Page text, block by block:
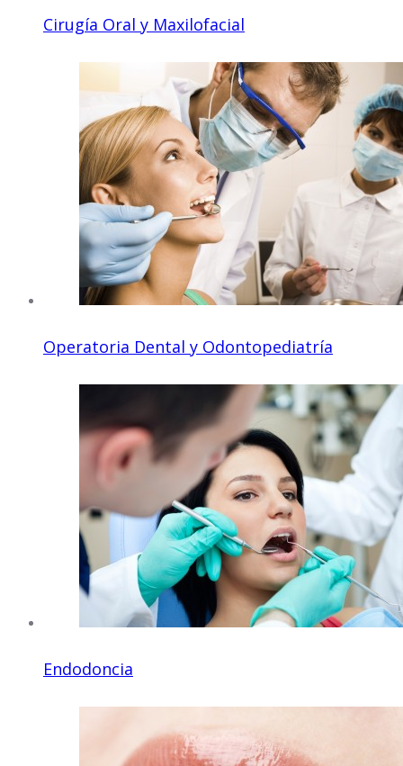
Cirugía Oral y Maxilofacial
Operatoria Dental y Odontopediatría
Endodoncia